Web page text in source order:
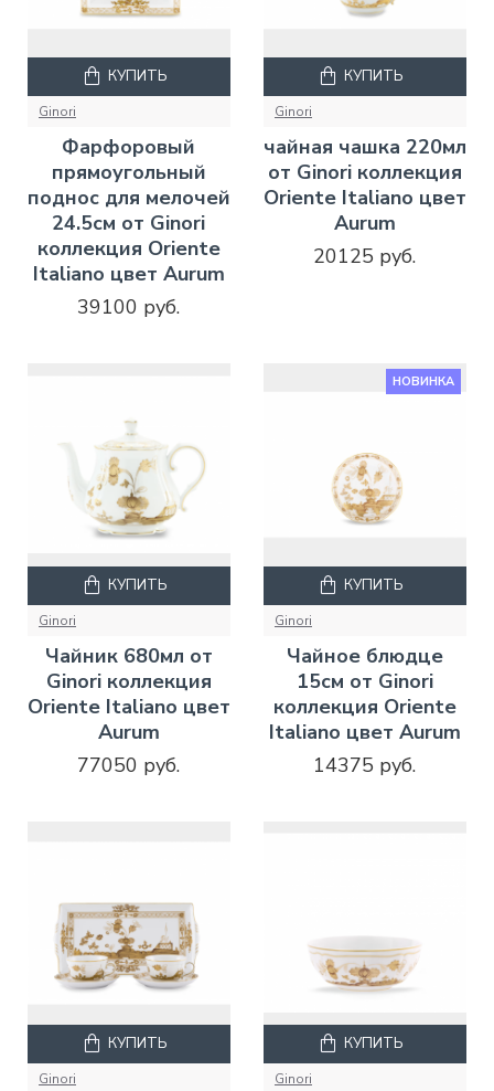
Ginori
Фарфоровый
прямоугольный
поднос для мелочей
24.5см от Ginori
коллекция Oriente
Italiano цвет Aurum
39100 руб.
КУПИТЬ
Ginori
чайная чашка 220мл
от Ginori коллекция
Oriente Italiano цвет
Aurum
20125 руб.
КУПИТЬ
Ginori
Чайник 680мл от
Ginori коллекция
Oriente Italiano цвет
Aurum
77050 руб.
КУПИТЬ
НОВИНКА
Ginori
Чайное блюдце
15см от Ginori
коллекция Oriente
Italiano цвет Aurum
14375 руб.
КУПИТЬ
Ginori
КУПИТЬ
Ginori
КУПИТЬ